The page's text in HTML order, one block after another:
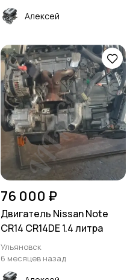
Алексей
76 000 ₽
Двигатель Nissan Note
CR14 CR14DE 1.4 литра
Ульяновск
6 месяцев назад